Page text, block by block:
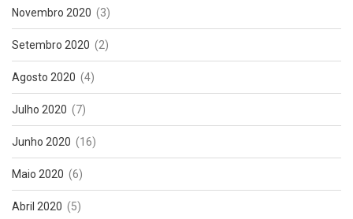
Novembro 2020 (3)
Setembro 2020 (2)
Agosto 2020 (4)
Julho 2020 (7)
Junho 2020 (16)
Maio 2020 (6)
Abril 2020 (5)